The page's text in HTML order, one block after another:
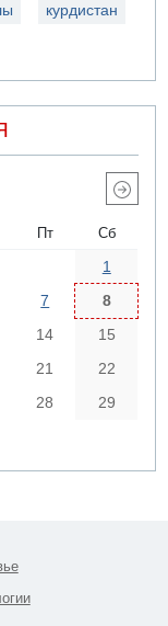
курдистан
Пт Сб
1
7
8
14
15
21
22
28
29